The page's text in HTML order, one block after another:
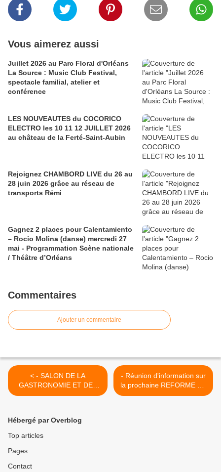
Vous aimerez aussi
Juillet 2026 au Parc Floral d'Orléans
La Source : Music Club Festival,
spectacle familial, atelier et
conférence
LES NOUVEAUTES du COCORICO
ELECTRO les 10 11 12 JUILLET 2026
au château de la Ferté-Saint-Aubin
Rejoignez CHAMBORD LIVE du 26 au
28 juin 2026 grâce au réseau de
transports Rémi
Gagnez 2 places pour Calentamiento
– Rocio Molina (danse) mercredi 27
mai - Programmation Scène nationale
/ Théâtre d’Orléans
Commentaires
Ajouter un commentaire
< - SALON DE LA
GASTRONOMIE ET DES
VINS D'ORLEANS :
Loiret
- Réunion d'information sur
la prochaine REFORME DE
L'INTERMITTENCE DU
Hébergé par Overblog
Top articles
Pages
Contact